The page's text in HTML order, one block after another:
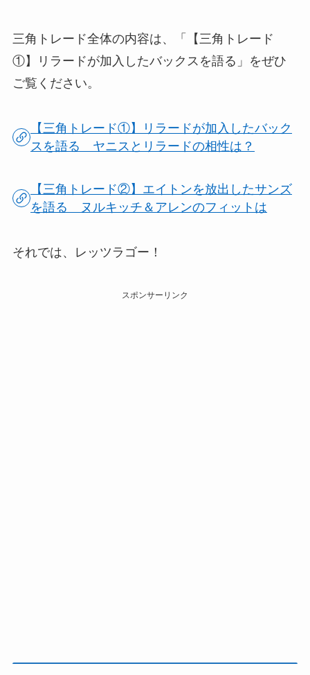
三角トレード全体の内容は、「【三角トレード
①】リラードが加入したバックスを語る」をぜひ
ご覧ください。
【三角トレード①】リラードが加入したバック
スを語る ヤニスとリラードの相性は？
【三角トレード②】エイトンを放出したサンズ
を語る ヌルキッチ＆アレンのフィットは
それでは、レッツラゴー！
スポンサーリンク